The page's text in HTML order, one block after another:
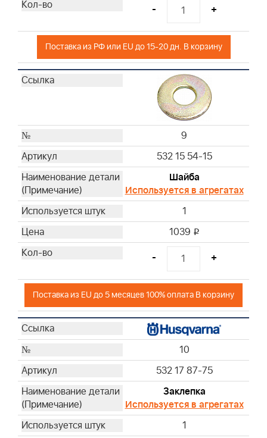
- +
Поставка из РФ или EU до 15-20 дн. В корзину
9
532 15 54-15
Шайба
Используется в агрегатах
1
1039 i
- +
Поставка из EU до 5 месяцев 100% оплата В корзину
10
532 17 87-75
Заклепка
Используется в агрегатах
1